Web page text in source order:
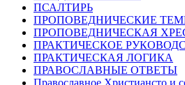
ПСАЛТИРЬ
ПРОПОВЕДНИЧЕСКИЕ
ПРОПОВЕДНИЧЕСКАЯ
ПРАКТИЧЕСКОЕ
ПРАКТИЧЕСКАЯ ЛОГИКА
ПРАВОСЛАВНЫЕ ОТВЕТЫ